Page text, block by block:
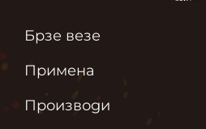
Брзе везе
Почетна страница
Производи
Примена
Зашто волимо оно што радимо?
Производи